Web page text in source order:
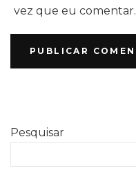
vez que eu comentar.
Pesquisar